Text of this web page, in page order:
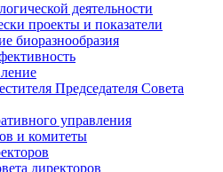
деятельности
проекты и показатели
биоразнообразия
Председателя Совета
управления
и комитеты
директоров